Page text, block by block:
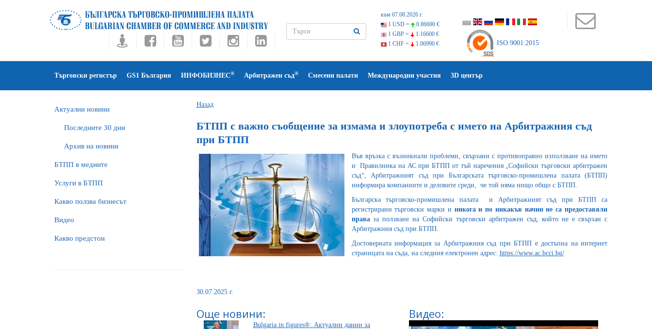
към 07.08.2026 г.
1 USD =
0.86690 €
1 GBP =
1.16600 €
1 CHF =
1.06990 € ISO 9001:2015
Търговски регистър GS1 България ИНФОБИЗНЕС® Арбитражен съд® Смесени палати Международни участия 3D център
Актуални новини
Последните 30 дни
Архив на новини
БTПП в медиите
Услуги в БТПП
Какво ползва бизнесът
Видео
Какво предстои
Назад
БТПП с важно съобщение за измама и злоупотреба с името на Арбитражния съд
при БТПП
Във връзка с възникнали проблеми, свързани с противоправно използване на името
и Правилника на АС при БТПП от тъй наречения „Софийски търговски арбитражен
съд“, Арбитражният съд при Българската търговско-промишлена палата (БТПП)
информира компаниите и деловите среди, че той няма нищо общо с БТПП.
Българска търговско-промишлена палата и Арбитражният съд при БТПП са
регистрирани търговски марки и никога и по никакъв начин не са предоставяли
праваза ползване на Софийски търговски арбитражен съд, който не е свързан с
Арбитражния съд при БТПП.
Достоверната информация за Арбитражния съд при БТПП е достъпна на интернет
страницата на съда, на следния електронен адрес: https://www.ac.bcci.bg/
30.07.2025 г.
Още новини:
Bulgaria in figures®: Актуални данни за
Видео: